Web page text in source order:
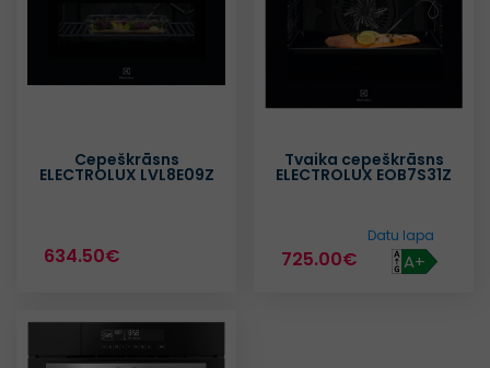
Cepeškrāsns
ELECTROLUX LVL8E09Z
634.50€
Tvaika cepeškrāsns
ELECTROLUX EOB7S31Z
725.00€ A+
Datu lapa